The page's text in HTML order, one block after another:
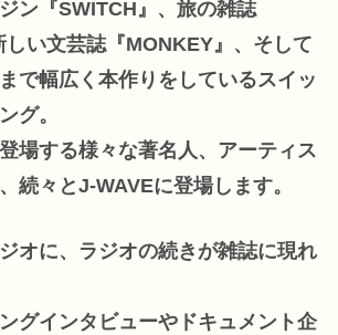
ン『SWITCH』、旅の雑誌
しい文芸誌『MONKEY』、そして
で幅広く本作りをしているスイッ
グ。
場する様々な著名人、アーティス
続々とJ-WAVEに登場します。
オに、ラジオの続きが雑誌に現れ
グインタビューやドキュメント企